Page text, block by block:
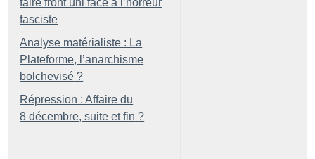
fasciste
Analyse matérialiste : La
Plateforme, l’anarchisme
bolchevisé ?
Répression : Affaire du
8 décembre, suite et fin ?